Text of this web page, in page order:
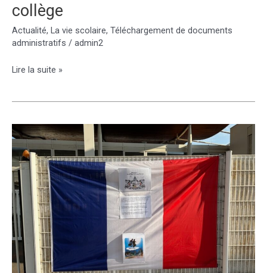
collège
Actualité, La vie scolaire, Téléchargement de documents
administratifs / admin2
Charte
ensemble
au
collège
Lire la suite »